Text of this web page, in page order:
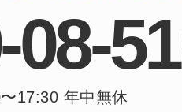
08-
17:30 年中無休